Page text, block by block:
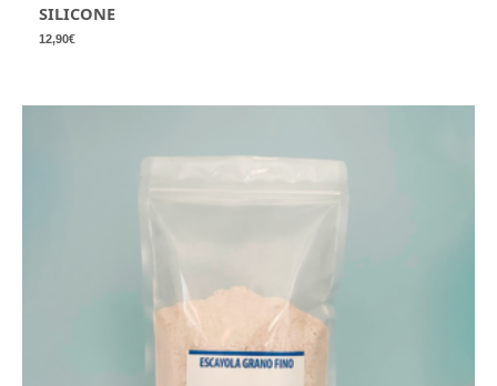
SILICONE
12,90€